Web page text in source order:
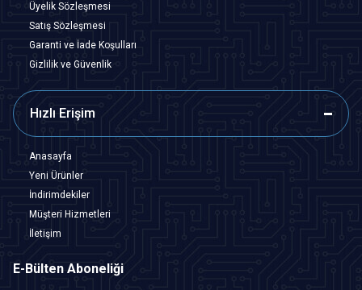
Üyelik Sözleşmesi
Satış Sözleşmesi
Garanti ve İade Koşulları
Gizlilik ve Güvenlik
Hızlı Erişim
Anasayfa
Yeni Ürünler
İndirimdekiler
Müşteri Hizmetleri
İletişim
E-Bülten Aboneliği